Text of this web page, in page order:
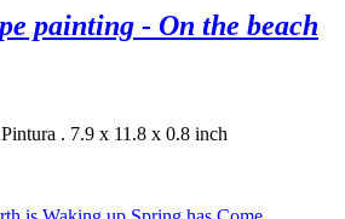
painting - On the beach
Pintura . 7.9 x 11.8 x 0.8 inch